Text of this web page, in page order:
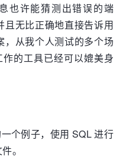
也许能猜测出错误的端
且无比正确地直接告诉用
，从我个人测试的多个场
的工具已经可以媲美身
个例子，使用 SQL 进行
。